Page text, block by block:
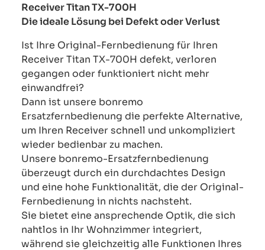
Receiver Titan TX-700H
Die ideale Lösung bei Defekt oder Verlust
Ist Ihre Original-Fernbedienung für Ihren
Receiver Titan TX-700H defekt, verloren
gegangen oder funktioniert nicht mehr
einwandfrei?
Dann ist unsere bonremo
Ersatzfernbedienung die perfekte Alternative,
um Ihren Receiver schnell und unkompliziert
wieder bedienbar zu machen.
Unsere bonremo-Ersatzfernbedienung
überzeugt durch ein durchdachtes Design
und eine hohe Funktionalität, die der Original-
Fernbedienung in nichts nachsteht.
Sie bietet eine ansprechende Optik, die sich
nahtlos in Ihr Wohnzimmer integriert,
während sie gleichzeitig alle Funktionen Ihres